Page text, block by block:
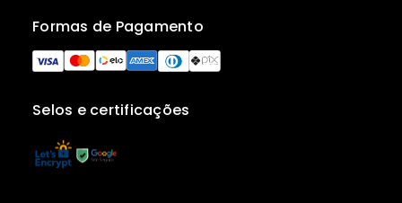
Selos e certificações
Formas de Pagamento